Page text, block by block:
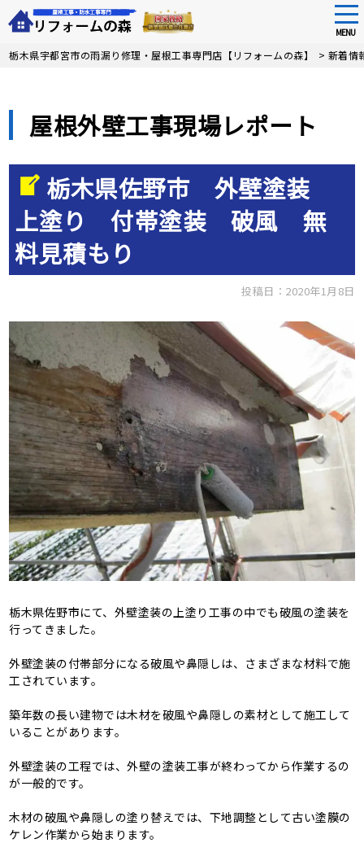
Skip
MENU
栃木県宇都宮市の雨漏り修理・屋根工事専門店【リフォームの森】 > 新着情
屋根外壁工事現場レポート
栃木県佐野市 外壁塗装
上塗り 付帯塗装 破風 無
料見積もり
投稿日：2020年1月8日
栃木県佐野市にて、外壁塗装の上塗り工事の中でも破風の塗装を
行ってきました。
外壁塗装の付帯部分になる破風や鼻隠しは、さまざまな材料で施
工されています。
築年数の長い建物では木材を破風や鼻隠しの素材として施工して
いることがあります。
外壁塗装の工程では、外壁の塗装工事が終わってから作業するの
が一般的です。
木材の破風や鼻隠しの塗り替えでは、下地調整として古い塗膜の
ケレン作業から始まります。